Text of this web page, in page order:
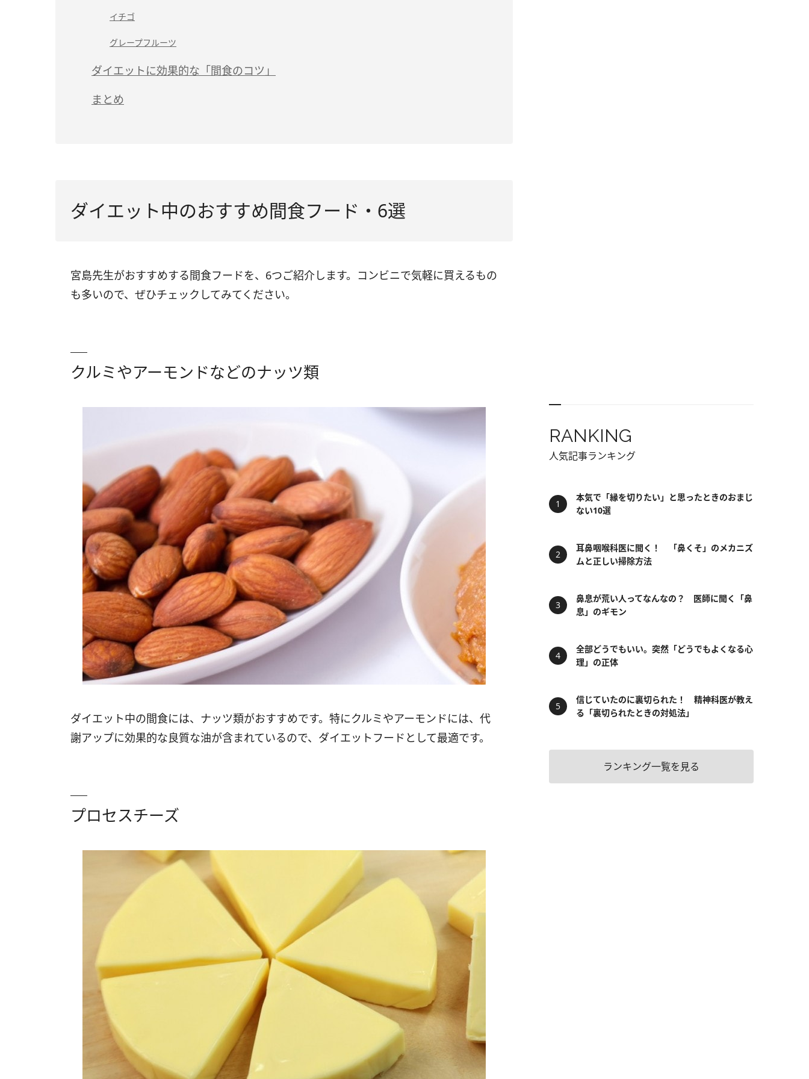
イチゴ
グレープフルーツ
ダイエットに効果的な「間食のコツ」
まとめ
ダイエット中のおすすめ間食フード・6選
宮島先生がおすすめする間食フードを、6つご紹介します。コンビニで気軽に買えるもの
も多いので、ぜひチェックしてみてください。
クルミやアーモンドなどのナッツ類
ダイエット中の間食には、ナッツ類がおすすめです。特にクルミやアーモンドには、代
謝アップに効果的な良質な油が含まれているので、ダイエットフードとして最適です。
プロセスチーズ
RANKING
人気記事ランキング
本気で「縁を切りたい」と思ったときのおまじ
ない10選
耳鼻咽喉科医に聞く！ 「鼻くそ」のメカニズ
ムと正しい掃除方法
鼻息が荒い人ってなんなの？ 医師に聞く「鼻
息」のギモン
全部どうでもいい。突然「どうでもよくなる心
理」の正体
信じていたのに裏切られた！ 精神科医が教え
る「裏切られたときの対処法」
ランキング一覧を見る